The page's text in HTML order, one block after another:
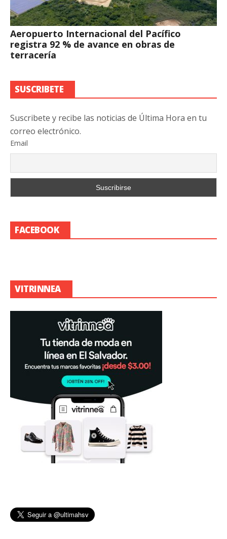
Aeropuerto Internacional del Pacífico
registra 92 % de avance en obras de
terracería
SUSCRIBETE
Suscribete y recibe las noticias de Última Hora en tu
correo electrónico.
Email
FACEBOOK
VITRINNEA